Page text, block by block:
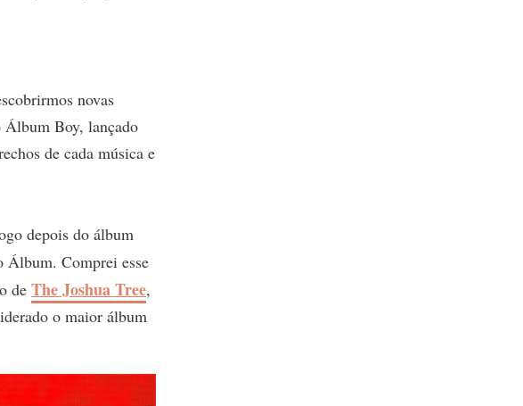
novas
Álbum Boy, lançado
de cada música e
depois do álbum
Álbum. Comprei esse
de The Joshua Tree,
o maior álbum